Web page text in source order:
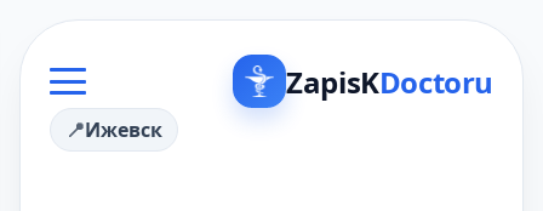
ZapisKDoctoru
Ижевск